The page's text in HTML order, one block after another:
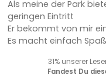
Als meine der Park
geringen Eintritt
Er bekommt von mir
Es macht einfach
31% unserer
Fandest Du